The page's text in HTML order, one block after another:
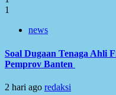
1
news
Soal Dugaan Tenaga Ahli
Pemprov Banten
2 hari ago redaksi